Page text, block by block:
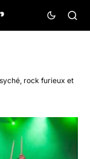
rock furieux et